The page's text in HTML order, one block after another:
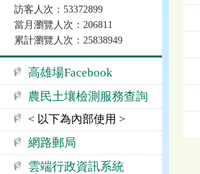
訪客人次：53372899
當月瀏覽人次：206811
累計瀏覽人次：25838949
高雄場Facebook
農民土壤檢測服務查詢
< 以下為內部使用 >
網路郵局
雲端行政資訊系統